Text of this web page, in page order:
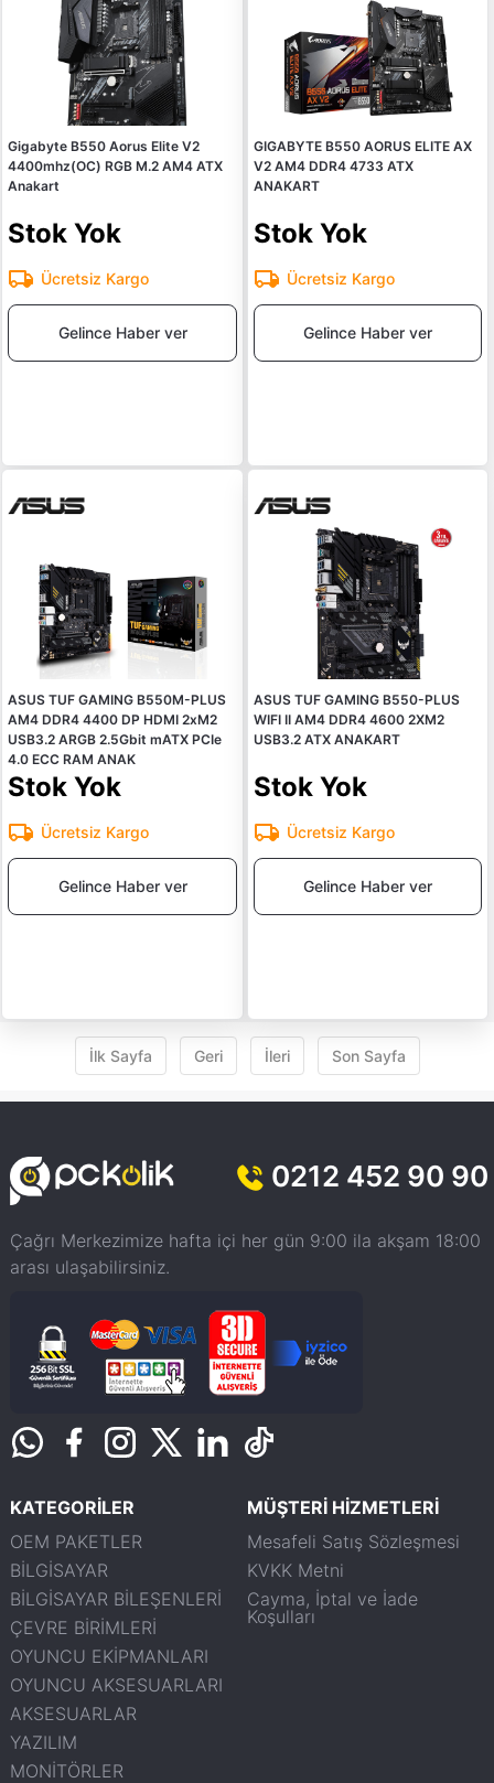
Gigabyte B550 Aorus Elite V2
4400mhz(OC) RGB M.2 AM4 ATX
Anakart
Stok Yok
Ücretsiz Kargo
Gelince Haber ver
GIGABYTE B550 AORUS ELITE AX
V2 AM4 DDR4 4733 ATX
ANAKART
Stok Yok
Ücretsiz Kargo
Gelince Haber ver
ASUS TUF GAMING B550M-PLUS
AM4 DDR4 4400 DP HDMI 2xM2
USB3.2 ARGB 2.5Gbit mATX PCIe
4.0 ECC RAM ANAK
Stok Yok
Ücretsiz Kargo
Gelince Haber ver
ASUS TUF GAMING B550-PLUS
WIFI II AM4 DDR4 4600 2XM2
USB3.2 ATX ANAKART
Stok Yok
Ücretsiz Kargo
Gelince Haber ver
İlk Sayfa Geri İleri Son Sayfa
0212 452 90 90
Çağrı Merkezimize hafta içi her gün 9:00 ila akşam 18:00
arası ulaşabilirsiniz.
KATEGORİLER
OEM PAKETLER
BİLGİSAYAR
BİLGİSAYAR BİLEŞENLERİ
ÇEVRE BİRİMLERİ
OYUNCU EKİPMANLARI
OYUNCU AKSESUARLARI
AKSESUARLAR
YAZILIM
MONİTÖRLER
MÜŞTERİ HİZMETLERİ
Mesafeli Satış Sözleşmesi
KVKK Metni
Cayma, İptal ve İade
Koşulları